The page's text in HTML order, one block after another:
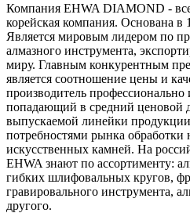
Компания EHWA DIAMOND -
корейская компания. Основана в
Является мировым лидером по
алмазного инструмента,
миру. Главным конкурентным
является соотношение цены и
производитель профессионально
попадающий в средний ценовой
выпускаемой линейки
потребностями рынка обработки
искусственных камней. На
EHWA знают по ассортименту:
гибких шлифовальных кругов,
гравировального инструмента,
другого.